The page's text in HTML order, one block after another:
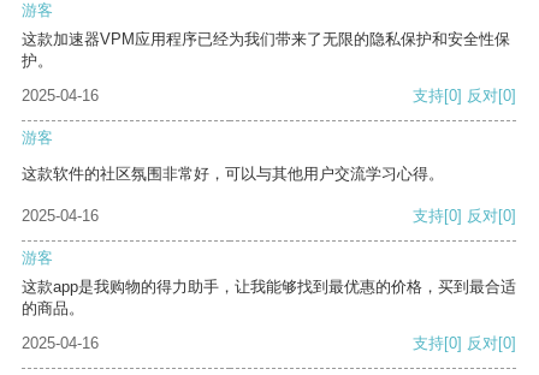
游客
这款加速器VPM应用程序已经为我们带来了无限的隐私保护和安全性保
护。
2025-04-16
支持[0] 反对[0]
游客
这款软件的社区氛围非常好，可以与其他用户交流学习心得。
2025-04-16 支持[0] 反对[0]
游客
这款app是我购物的得力助手，让我能够找到最优惠的价格，买到最合适
的商品。
2025-04-16
支持[0] 反对[0]